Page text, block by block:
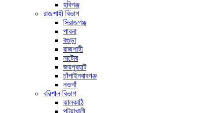
হবিগঞ্জ
রাজশাহী বিভাগ
সিরাজগঞ্জ
পাবনা
বগুড়া
রাজশাহী
নাটোর
জয়পুরহাট
চাঁপাইনবাবগঞ্জ
নওগাঁ
বরিশাল বিভাগ
ঝালকাঠি
পটুয়াখালী